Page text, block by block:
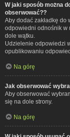
W jaki sposób można
obserwować??
Aby dodać zakładkę
odpowiedni odnośnik w
dole wątku.
Udzielenie odpowiedzi
opublikowaniu
Na górę
Jak obserwować
Aby obserwować
się na dole strony.
Na górę